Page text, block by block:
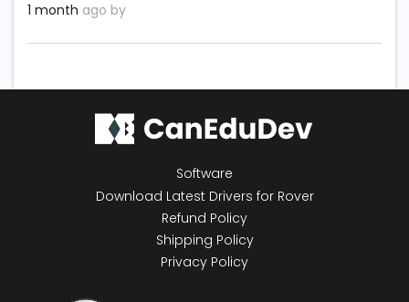
1 month ago by
Software
Download Latest Drivers for Rover
Refund Policy
Shipping Policy
Privacy Policy